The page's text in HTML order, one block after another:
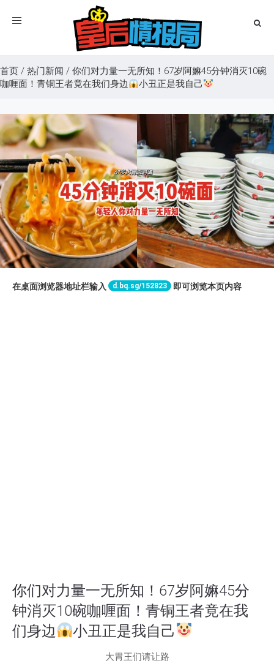
Toggle
首页 / 热门新闻 / 你们对力量一无所知！67岁阿嫲45分钟消灭10碗
咖喱面！青铜王者竟在我们身边
小丑正是我自己
在桌面浏览器地址栏输入 d.bq.sg/152823 即可浏览本页内容
你们对力量一无所知！67岁阿嫲45分
钟消灭10碗咖喱面！青铜王者竟在我
们身边
小丑正是我自己
大胃王们请让路